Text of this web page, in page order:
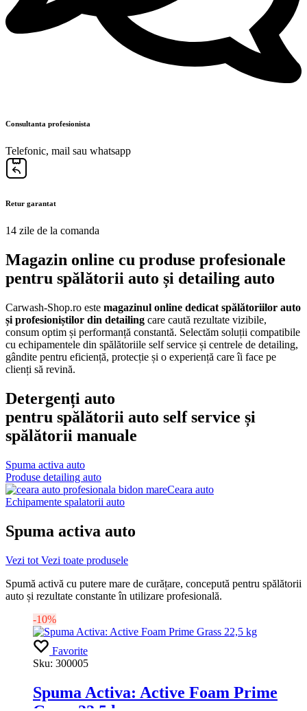
Consultanta profesionista
Telefonic, mail sau whatsapp
Retur garantat
14 zile de la comanda
Magazin online cu produse profesionale
pentru spălătorii auto și detailing auto
Carwash-Shop.ro este magazinul online dedicat spălătoriilor auto
și profesioniștilor din detailing care caută rezultate vizibile,
consum optim și performanță constantă. Selectăm soluții compatibile
cu echipamentele din spălătoriile self service și centrele de detailing,
gândite pentru eficiență, protecție și o experiență care îi face pe
clienți să revină.
Detergenți auto
pentru spălătorii auto self service și
spălătorii manuale
Spuma activa auto
Produse detailing auto
Ceara auto
Echipamente spalatorii auto
Spuma activa auto
Vezi tot Vezi toate produsele
Spumă activă cu putere mare de curățare, concepută pentru spălătorii
auto și rezultate constante în utilizare profesională.
-10%
Favorite
Sku: 300005
Spuma Activa: Active Foam Prime